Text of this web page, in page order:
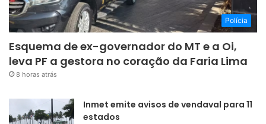
Polícia
Esquema de ex-governador do MT e a Oi,
leva PF a gestora no coração da Faria Lima
8 horas atrás
Inmet emite avisos de vendaval para 11
estados